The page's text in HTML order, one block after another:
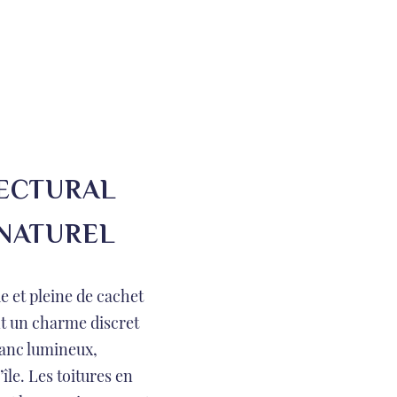
et pleine de cachet
un charme discret
lumineux,
Les toitures en